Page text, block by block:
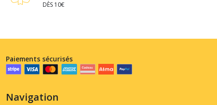
DÈS 10€
Paiements sécurisés
Navigation